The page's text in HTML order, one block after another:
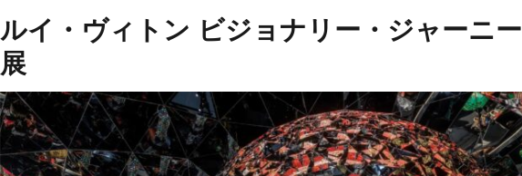
ルイ・ヴィトン ビジョナリー・ジャーニー
展